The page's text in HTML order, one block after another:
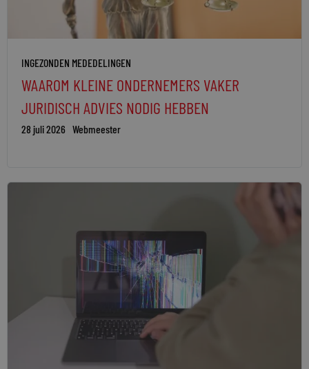
INGEZONDEN MEDEDELINGEN
WAAROM KLEINE ONDERNEMERS VAKER
JURIDISCH ADVIES NODIG HEBBEN
28 juli 2026 Webmeester